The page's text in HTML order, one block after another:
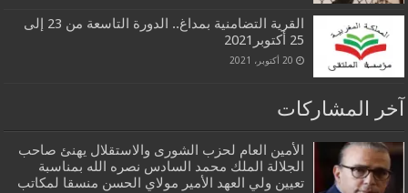
القرية التضامنية بمداغ.. الدورة التاسعة من 23 إلى
25 أكتوبر2021
20 أكتوبر، 2021
آخر المشاركات
الأمين العام لحزب الشورى والاستقلال يهنئ صاحب
الجلالة الملك محمد السادس نصره الله بمناسبة
تعيين ولي العهد الأمير مولاي الحسن منسقا لمكاتب